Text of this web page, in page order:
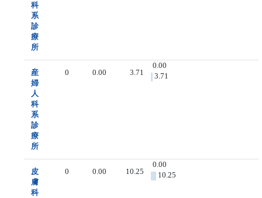
科
系
診
療
所
産
婦
人
科
系
診
療
所
0 0.00 3.71
0.00
3.71
皮
膚
科
0 0.00 10.25
0.00
10.25